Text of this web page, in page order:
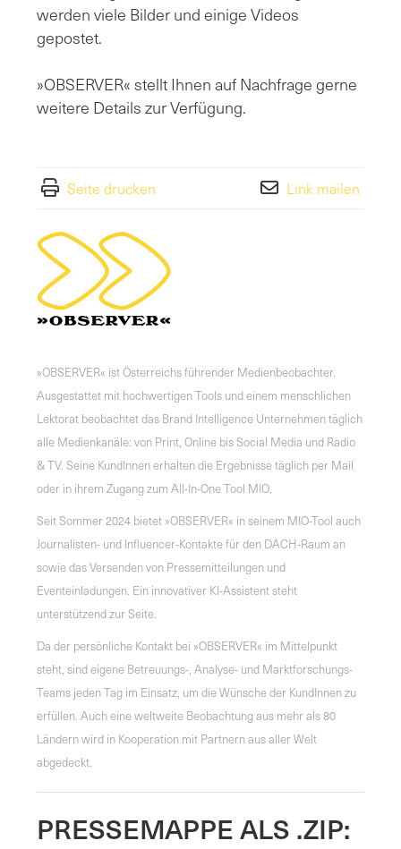
werden viele Bilder und einige Videos
gepostet.
»OBSERVER« stellt Ihnen auf Nachfrage gerne
weitere Details zur Verfügung.
Seite drucken Link mailen
»OBSERVER« ist Österreichs führender Medienbeobachter.
Ausgestattet mit hochwertigen Tools und einem menschlichen
Lektorat beobachtet das Brand Intelligence Unternehmen täglich
alle Medienkanäle: von Print, Online bis Social Media und Radio
& TV. Seine KundInnen erhalten die Ergebnisse täglich per Mail
oder in ihrem Zugang zum All-In-One Tool MIO.
Seit Sommer 2024 bietet »OBSERVER« in seinem MIO-Tool auch
Journalisten- und Influencer-Kontakte für den DACH-Raum an
sowie das Versenden von Pressemitteilungen und
Eventeinladungen. Ein innovativer KI-Assistent steht
unterstützend zur Seite.
Da der persönliche Kontakt bei »OBSERVER« im Mittelpunkt
steht, sind eigene Betreuungs-, Analyse- und Marktforschungs-
Teams jeden Tag im Einsatz, um die Wünsche der KundInnen zu
erfüllen. Auch eine weltweite Beobachtung aus mehr als 80
Ländern wird in Kooperation mit Partnern aus aller Welt
abgedeckt.
PRESSEMAPPE ALS .ZIP: